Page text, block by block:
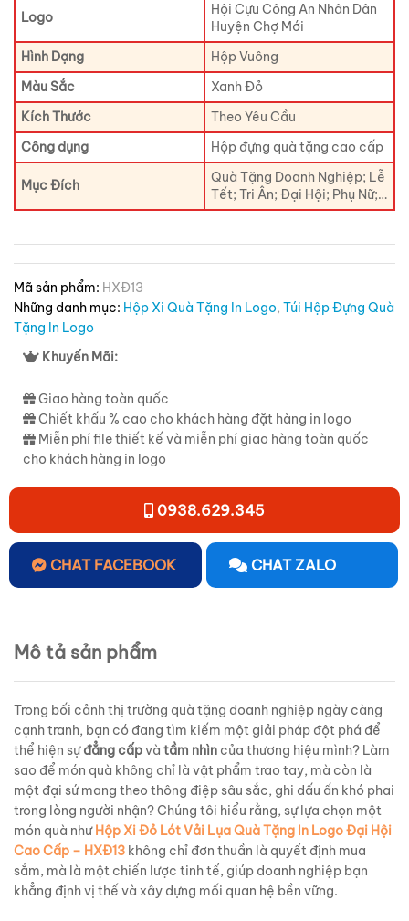
Logo
Hội Cựu Công An Nhân Dân
Huyện Chợ Mới
Hình Dạng
Hộp Vuông
Màu Sắc
Xanh Đỏ
Kích Thước
Theo Yêu Cầu
Công dụng
Hộp đựng quà tặng cao cấp
Mục Đích
Quà Tặng Doanh Nghiệp; Lễ
Tết; Tri Ân; Đại Hội; Phụ Nữ;…
Mã sản phẩm: HXĐ13
Những danh mục: Hộp Xi Quà Tặng In Logo, Túi Hộp Đựng Quà
Tặng In Logo
Khuyến Mãi:
Giao hàng toàn quốc
Chiết khấu % cao cho khách hàng đặt hàng in logo
Miễn phí file thiết kế và miễn phí giao hàng toàn quốc
cho khách hàng in logo
0938.629.345
CHAT FACEBOOK CHAT ZALO
Mô tả sản phẩm
Trong bối cảnh thị trường quà tặng doanh nghiệp ngày càng
cạnh tranh, bạn có đang tìm kiếm một giải pháp đột phá để
thể hiện sựđẳng cấpvà tầm nhìn của thương hiệu mình? Làm
sao để món quà không chỉ là vật phẩm trao tay, mà còn là
một đại sứ mang theo thông điệp sâu sắc, ghi dấu ấn khó phai
trong lòng người nhận? Chúng tôi hiểu rằng, sự lựa chọn một
món quà nhưHộp Xi Đỏ Lót Vải Lụa Quà Tặng In Logo Đại Hội
Cao Cấp – HXĐ13 không chỉ đơn thuần là quyết định mua
sắm, mà là một chiến lược tinh tế, giúp doanh nghiệp bạn
khẳng định vị thế và xây dựng mối quan hệ bền vững.